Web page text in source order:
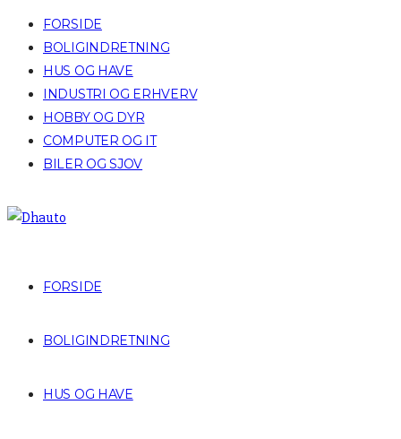
FORSIDE
BOLIGINDRETNING
HUS OG HAVE
INDUSTRI OG ERHVERV
HOBBY OG DYR
COMPUTER OG IT
BILER OG SJOV
FORSIDE
BOLIGINDRETNING
HUS OG HAVE